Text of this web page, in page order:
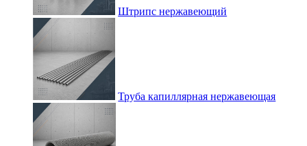
Штрипс нержавеющий
Труба капиллярная нержавеющая